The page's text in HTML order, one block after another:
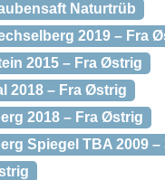
Naturtrüb
2019 – Fra
2015 – Fra Østrig
2018 – Fra Østrig
2018 – Fra Østrig
Spiegel TBA 2009